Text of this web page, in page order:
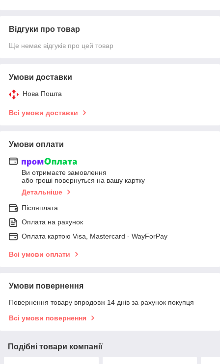
Відгуки про товар
Ще немає відгуків про цей товар
Умови доставки
Нова Пошта
Всі умови доставки
Умови оплати
Ви отримаєте замовлення
або гроші повернуться на вашу картку
Детальніше
Післяплата
Оплата на рахунок
Оплата картою Visa, Mastercard - WayForPay
Всі умови оплати
Умови повернення
Повернення товару впродовж 14 днів за рахунок покупця
Всі умови повернення
Подібні товари компанії